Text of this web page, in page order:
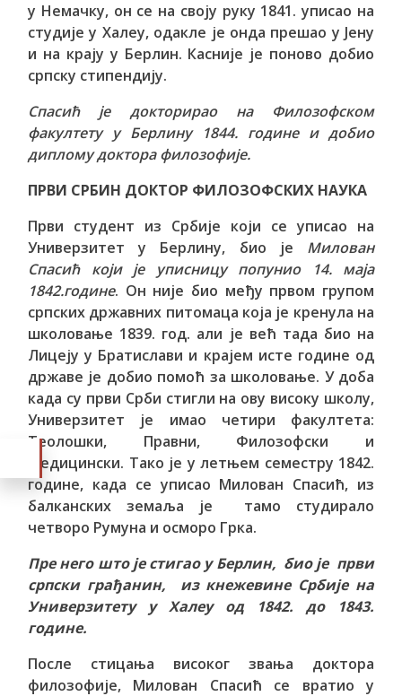
у Немачку, он се на своју руку 1841. уписао на
студије у Халеу, одакле је онда прешао у Јену
и на крају у Берлин. Касније је поново добио
српску стипендију.
Спасић је докторирао на Филозофском
факултету у Берлину 1844. године и добио
диплому доктора филозофије.
ПРВИ СРБИН ДОКТОР ФИЛОЗОФСКИХ НАУКА
Први студент из Србије који се уписао на
Универзитет у Берлину, био је Милован
Спасић који је уписницу попунио 14. маја
1842.године. Он није био међу првом групом
српских државних питомаца која је кренула на
школовање 1839. год. али је већ тада био на
Лицеју у Братислави и крајем исте године од
државе је добио помоћ за школовање. У доба
када су први Срби стигли на ову високу школу,
Универзитет је имао четири факултета:
Теолошки, Правни, Филозофски и
Медицински. Тако је у летњем семестру 1842.
године, када се уписао Милован Спасић, из
балканских земаља је тамо студирало
четворо Румуна и осморо Грка.
Пре него што је стигао у Берлин, био је први
српски грађанин, из кнежевине Србије на
Универзитету у Халеу од 1842. до 1843.
године.
После стицања високог звања доктора
филозофије, Милован Спасић се вратио у